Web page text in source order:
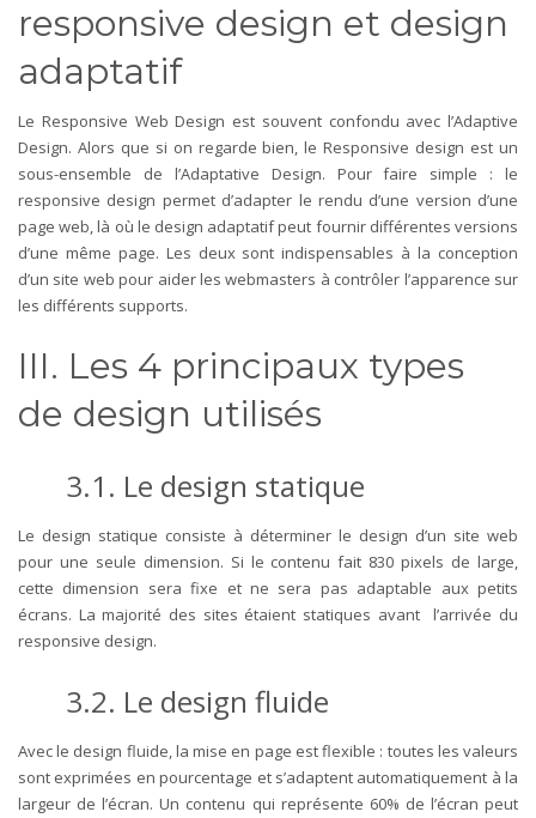
responsive design et design
adaptatif
Le Responsive Web Design est souvent confondu avec l’Adaptive
Design. Alors que si on regarde bien, le Responsive design est un
sous-ensemble de l’Adaptative Design. Pour faire simple : le
responsive design permet d’adapter le rendu d’une version d’une
page web, là où le design adaptatif peut fournir différentes versions
d’une même page. Les deux sont indispensables à la conception
d’un site web pour aider les webmasters à contrôler l’apparence sur
les différents supports.
III. Les 4 principaux types
de design utilisés
3.1. Le design statique
Le design statique consiste à déterminer le design d’un site web
pour une seule dimension. Si le contenu fait 830 pixels de large,
cette dimension sera fixe et ne sera pas adaptable aux petits
écrans. La majorité des sites étaient statiques avant l’arrivée du
responsive design.
3.2. Le design fluide
Avec le design fluide, la mise en page est flexible : toutes les valeurs
sont exprimées en pourcentage et s’adaptent automatiquement à la
largeur de l’écran. Un contenu qui représente 60% de l’écran peut